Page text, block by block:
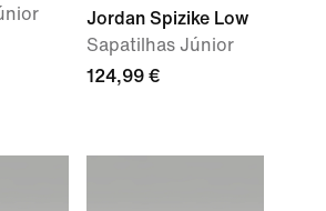
Jordan Spizike Low
Sapatilhas Júnior
124,99 €